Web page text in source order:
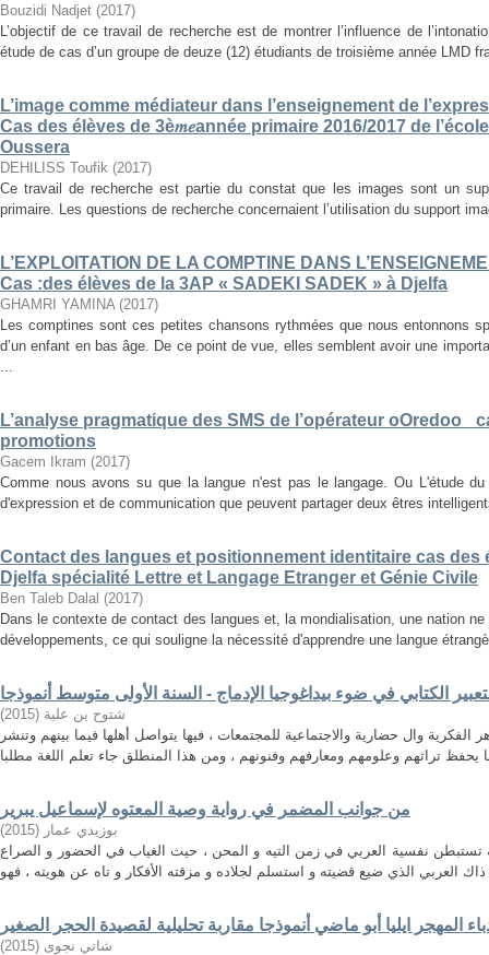
Bouzidi Nadjet (2017)
L’objectif de ce travail de recherche est de montrer l’influence de
étude de cas d’un groupe de deuze (12) étudiants de troisième année LMD
L’image comme médiateur dans l’enseignement de
Cas des élèves de 3è𝑚𝑒année primaire 2016/2017 de
Oussera
DEHILISS Toufik (2017)
Ce travail de recherche est partie du constat que les images sont un
primaire. Les questions de recherche concernaient l’utilisation du support
L’EXPLOITATION DE LA COMPTINE DANS
Cas :des élèves de la 3AP « SADEKI SADEK » à Djelfa
GHAMRI YAMINA (2017)
Les comptines sont ces petites chansons rythmées que nous entonnons
d’un enfant en bas âge. De ce point de vue, elles semblent avoir une
...
L’analyse pragmatique des SMS de l’opérateur oOredoo
promotions
Gacem Ikram (2017)
Comme nous avons su que la langue n'est pas le langage. Ou L'étude
d'expression et de communication que peuvent partager deux êtres
Contact des langues et positionnement identitaire cas des
Djelfa spécialité Lettre et Langage Etranger et Génie Civile
Ben Taleb Dalal (2017)
Dans le contexte de contact des langues et, la mondialisation, une nation
développements, ce qui souligne la nécessité d'apprendre une langue
الكتابي في ضوء بیداغوجیا الإدماج - السنة الأولى متوسط أنموذجا
شتوح بن علیة (
2015
)
وال حضارية والاجتماعية للمجتمعات ، فيها يتواصل أهلها فيما بينهم وتنشر
من جوانب المضمر في رواية وصية المعتوه لإسماعيل يبرير
بوزيدي عمار (
2015
)
تستبطن نفسية العربي في زمن التيه و المحن ، حيث الغياب في الحضور و الصراع
المهجر ايليا أبو ماضي أنموذجا مقاربة تحليلية لقصيدة الحجر الصغير
شاتي نجوى (
2015
)